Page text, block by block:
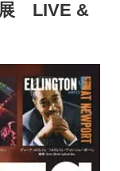
展 LIVE &